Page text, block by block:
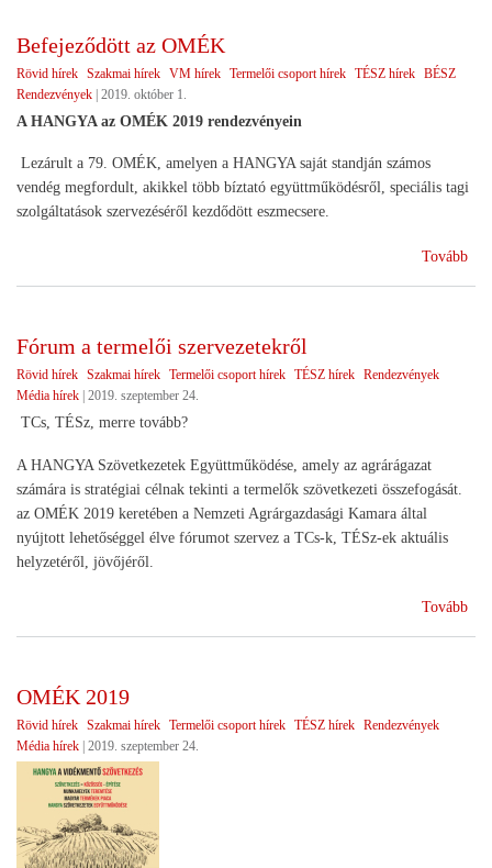
Befejeződött az OMÉK
Rövid hírek Szakmai hírek VM hírek Termelői csoport hírek TÉSZ hírek BÉSZ
Rendezvények | 2019. október 1.
A HANGYA az OMÉK 2019 rendezvényein
Lezárult a 79. OMÉK, amelyen a HANGYA saját standján számos
vendég megfordult, akikkel több bíztató együttműködésről, speciális tagi
szolgáltatások szervezéséről kezdődött eszmecsere.
Tovább
Fórum a termelői szervezetekről
Rövid hírek Szakmai hírek Termelői csoport hírek TÉSZ hírek Rendezvények
Média hírek 2019. szeptember 24.
TCs, TÉSz, merre tovább?
A HANGYA Szövetkezetek Együttműködése, amely az agrárágazat
számára is stratégiai célnak tekinti a termelők szövetkezeti összefogását.
az OMÉK 2019 keretében a Nemzeti Agrárgazdasági Kamara által
nyújtott lehetőséggel élve fórumot szervez a TCs-k, TÉSz-ek aktuális
helyzetéről, jövőjéről.
Tovább
OMÉK 2019
Rövid hírek Szakmai hírek Termelői csoport hírek TÉSZ hírek Rendezvények
Média hírek | 2019. szeptember 24.